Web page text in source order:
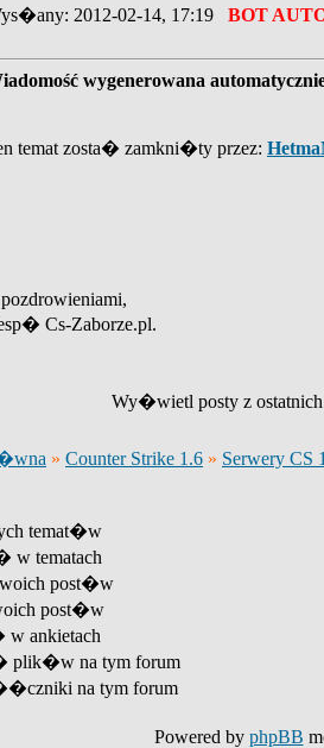
2012-02-14, 17:19 BOT
wygenerowana
temat zosta� zamkni�ty przez:
Cs-Zaborze.pl.
Wy�wietl posty z
» Counter Strike 1.6 » Serwery CS
temat�w
w tematach
post�w
post�w
ankietach
na tym forum
na tym forum
Powered by phpBB